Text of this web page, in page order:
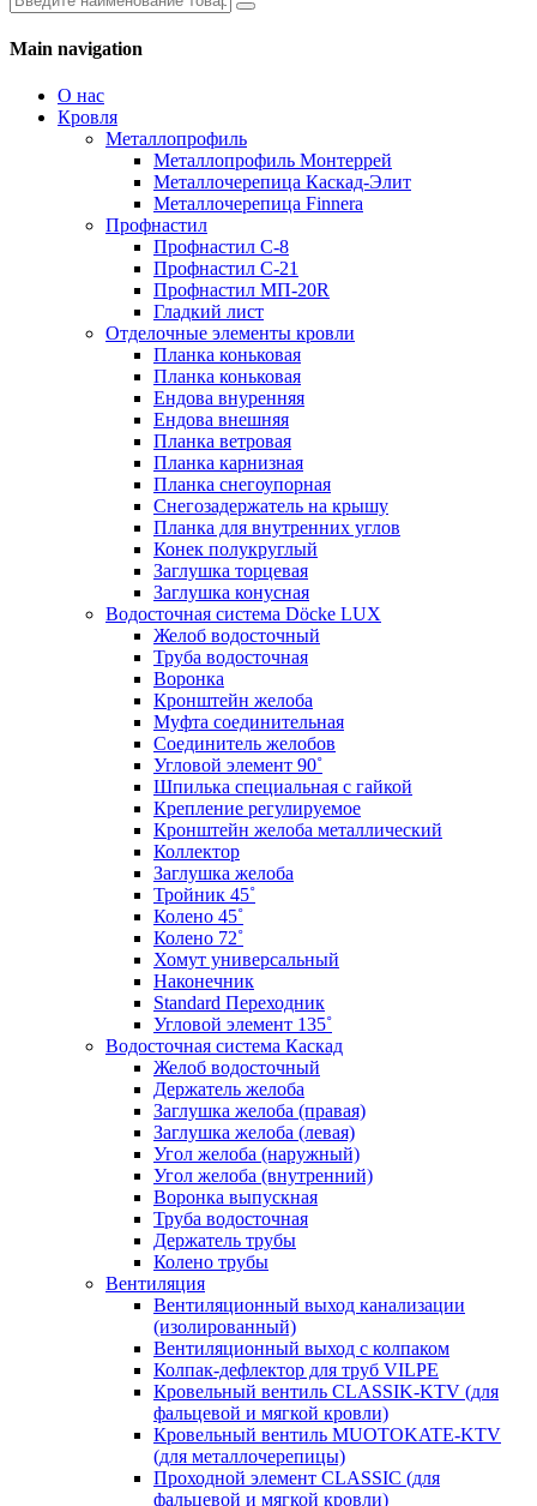
Main navigation
О нас
Кровля
Металлопрофиль
Металлопрофиль Монтеррей
Металлочерепица Каскад-Элит
Металлочерепица Finnera
Профнастил
Профнастил С-8
Профнастил С-21
Профнастил МП-20R
Гладкий лист
Отделочные элементы кровли
Планка коньковая
Планка коньковая
Ендова внуренняя
Ендова внешняя
Планка ветровая
Планка карнизная
Планка снегоупорная
Снегозадержатель на крышу
Планка для внутренних углов
Конек полукруглый
Заглушка торцевая
Заглушка конусная
Водосточная система Döcke LUX
Желоб водосточный
Труба водосточная
Воронка
Кронштейн желоба
Муфта соединительная
Соединитель желобов
Угловой элемент 90˚
Шпилька специальная с гайкой
Крепление регулируемое
Кронштейн желоба металлический
Коллектор
Заглушка желоба
Тройник 45˚
Колено 45˚
Колено 72˚
Хомут универсальный
Наконечник
Standard Переходник
Угловой элемент 135˚
Водосточная система Каскад
Желоб водосточный
Держатель желоба
Заглушка желоба (правая)
Заглушка желоба (левая)
Угол желоба (наружный)
Угол желоба (внутренний)
Воронка выпускная
Труба водосточная
Держатель трубы
Колено трубы
Вентиляция
Вентиляционный выход канализации
(изолированный)
Вентиляционный выход с колпаком
Колпак-дефлектор для труб VILPE
Кровельный вентиль CLASSIK-KTV (для
фальцевой и мягкой кровли)
Кровельный вентиль MUOTOKATE-KTV
(для металлочерепицы)
Проходной элемент CLASSIC (для
фальцевой и мягкой кровли)